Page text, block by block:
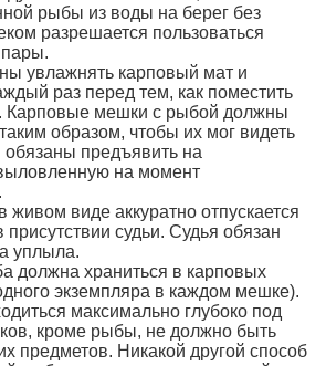
рыбы из воды на берег без
разрешается пользоваться
пары.
увлажнять карповый мат и
раз перед тем, как поместить
Карповые мешки с рыбой должны
образом, чтобы их мог видеть
предъявить на
на момент
виде аккуратно отпускается
судьи. Судья обязан
уплыла.
должна храниться в карповых
экземпляра в каждом мешке).
максимально глубоко под
кроме рыбы, не должно быть
предметов. Никакой другой способ